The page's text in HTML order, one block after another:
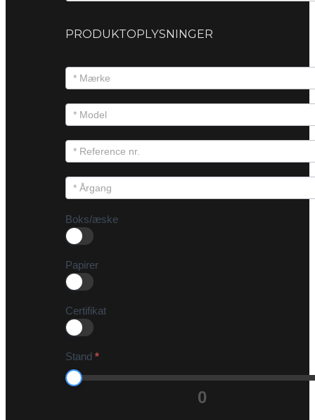
PRODUKTOPLYSNINGER
Boks/æske
Papirer
Certifikat
Stand *
0